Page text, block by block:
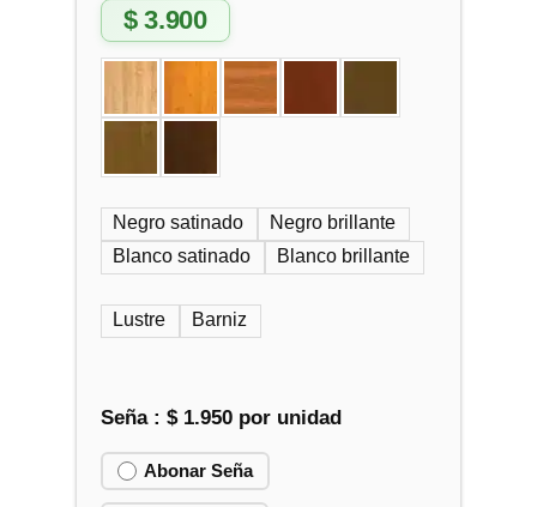
$3.900
Negro satinado
Negro brillante
Blanco satinado
Blanco brillante
Lustre Barniz
Seña : $1.950por unidad
Abonar Seña